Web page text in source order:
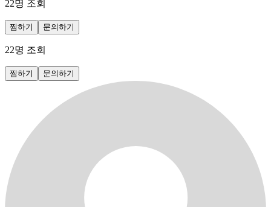
22명 조회
찜하기 문의하기
22명 조회
찜하기 문의하기